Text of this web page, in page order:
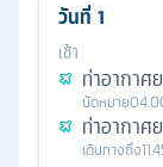
วันที่ 1
เช้า
ท่าอากา
นัดหมาย
ท่าอากาศ
เดินทางถึง